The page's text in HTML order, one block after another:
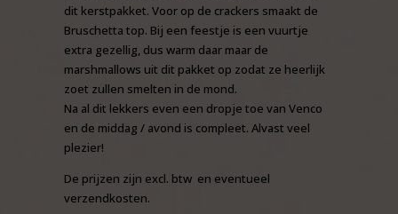
dit kerstpakket. Voor op de crackers smaakt de
Bruschetta top. Bij een feestje is een vuurtje
extra gezellig, dus warm daar maar de
marshmallows uit dit pakket op zodat ze heerlijk
zoet zullen smelten in de mond.
Na al dit lekkers even een dropje toe van Venco
en de middag / avond is compleet. Alvast veel
plezier!
De prijzen zijn excl. btw en eventueel
verzendkosten.